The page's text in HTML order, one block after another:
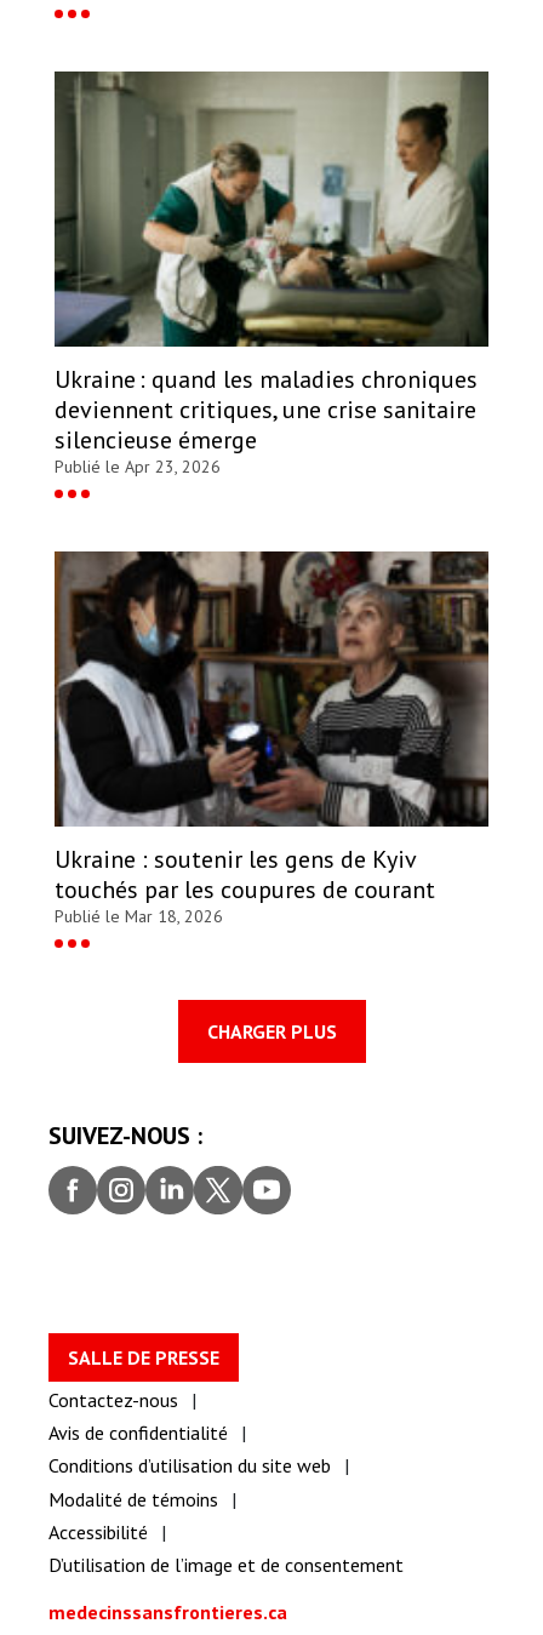
Ukraine : quand les maladies chroniques
deviennent critiques, une crise sanitaire
silencieuse émerge
Publié le Apr 23, 2026
Ukraine : soutenir les gens de Kyiv
touchés par les coupures de courant
Publié le Mar 18, 2026
CHARGER PLUS
SUIVEZ-NOUS :
Faceb
ook
Insta
gram
Linke
dIn
Twitt
er
youtu
be
SALLE DE PRESSE
Contactez-nous
Avis de confidentialité
Conditions d’utilisation du site web
Modalité de témoins
Accessibilité
D’utilisation de l’image et de consentement
medecinssansfrontieres.ca